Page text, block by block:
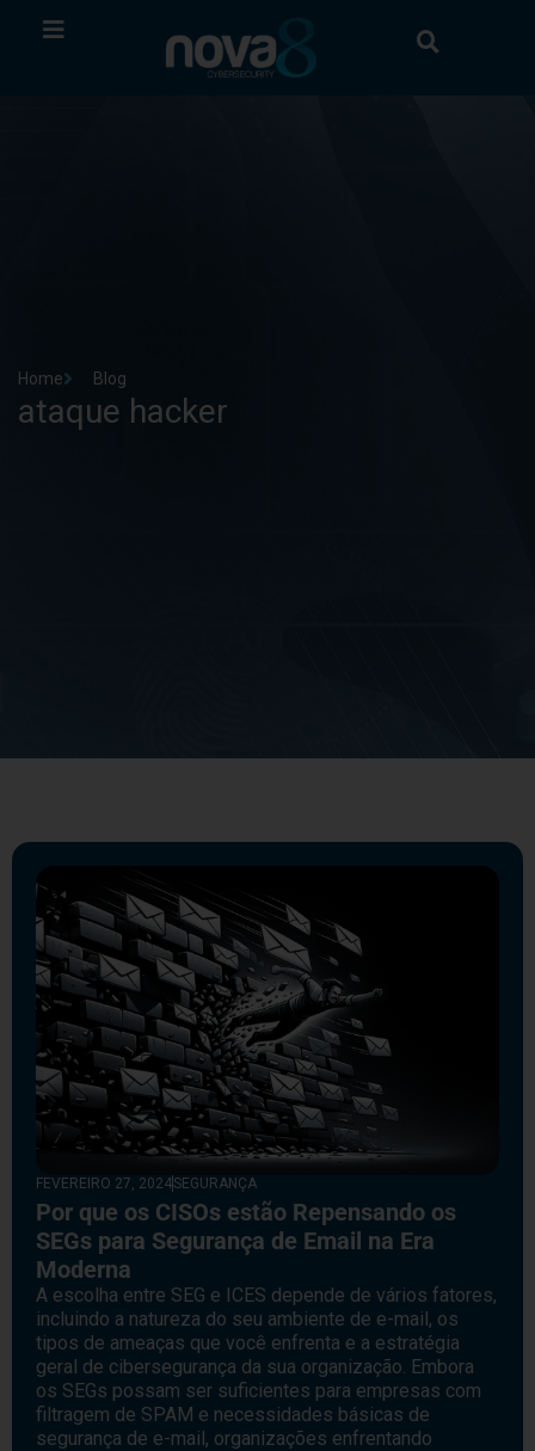
Home Blog
ataque hacker
FEVEREIRO 27, 2024SEGURANÇA
Por que os CISOs estão Repensando os
SEGs para Segurança de Email na Era
Moderna
A escolha entre SEG e ICES depende de vários fatores,
incluindo a natureza do seu ambiente de e-mail, os
tipos de ameaças que você enfrenta e a estratégia
geral de cibersegurança da sua organização. Embora
os SEGs possam ser suficientes para empresas com
filtragem de SPAM e necessidades básicas de
segurança de e-mail, organizações enfrentando